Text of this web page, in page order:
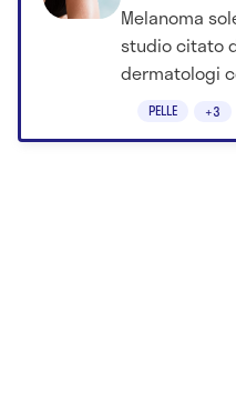
PELLE +3
Melanoma
studio citato
dermatologi